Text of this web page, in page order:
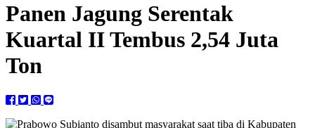
Panen Jagung Serentak
Kuartal II Tembus 2,54 Juta
Ton